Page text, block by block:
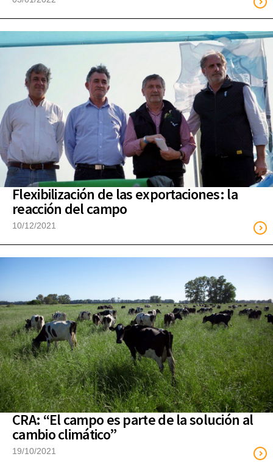
Flexibilización de las exportaciones: la
reacción del campo
10/12/2021
CRA: “El campo es parte de la solución al
cambio climático”
19/10/2021